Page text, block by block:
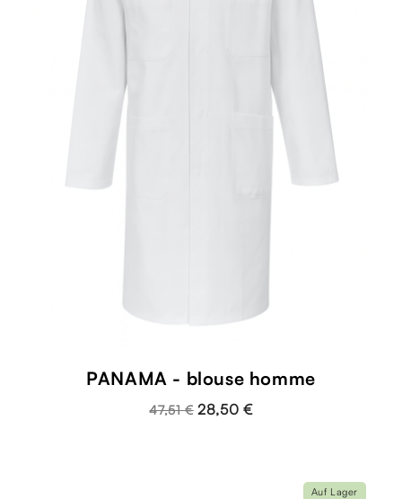
PANAMA - blouse homme
47,51 € 28,50 €
Auf Lager